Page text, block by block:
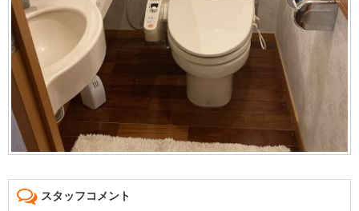
スタッフコメント